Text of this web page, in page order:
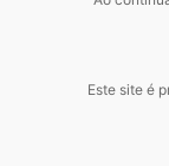
Este site é